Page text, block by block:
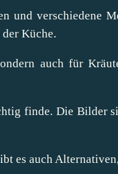
und verschiedene
Küche.
auch für
finde. Die Bilder
es auch